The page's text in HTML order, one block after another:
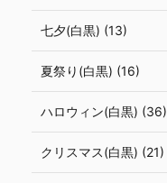
七夕(白黒) (13)
夏祭り(白黒) (16)
ハロウィン(白黒) (36)
クリスマス(白黒) (21)